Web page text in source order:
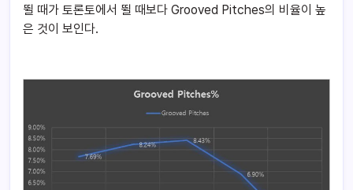
뛸 때가 토론토에서 뛸 때보다 Grooved Pitches의 비율이 높
은 것이 보인다.